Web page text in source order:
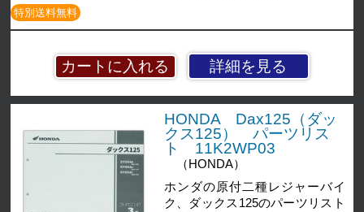
詳細を見る
特別送料無料
HONDA Dax125（ダッ
クス125） パーツリス
ト 11K2WP03
（HONDA）
ホンダの原付二種レジャーバイ
ク、ダックス125のパーツリスト